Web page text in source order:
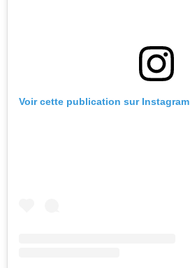
Voir cette publication sur Instagram